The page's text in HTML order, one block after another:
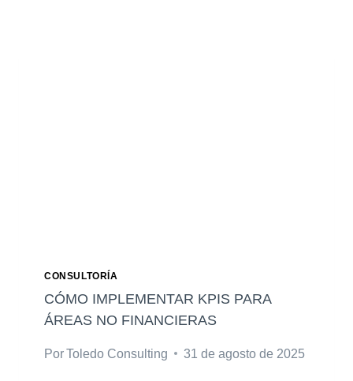
CONSULTORÍA
CÓMO IMPLEMENTAR KPIS PARA
ÁREAS NO FINANCIERAS
PorToledo Consulting 31 de agosto de 2025